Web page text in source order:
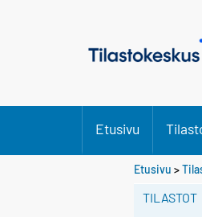
Etusivu
Etusivu >
TILASTOT